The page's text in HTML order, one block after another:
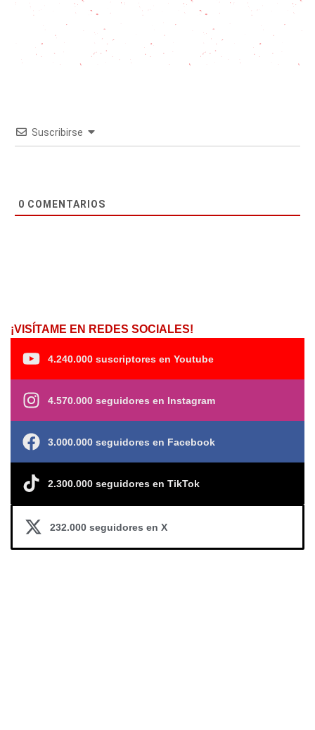
Suscribirse
0 COMENTARIOS
¡VISÍTAME EN REDES SOCIALES!
4.240.000 suscriptores en Youtube
4.570.000 seguidores en Instagram
3.000.000 seguidores en Facebook
2.300.000 seguidores en TikTok
232.000 seguidores en X